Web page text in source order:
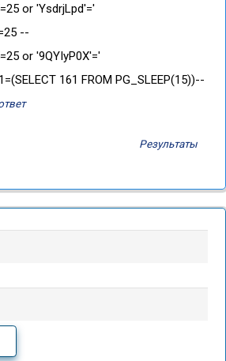
or 'YsdrjLpd'='
--
or '9QYIyP0X'='
161 FROM PG_SLEEP(15))--
Результаты